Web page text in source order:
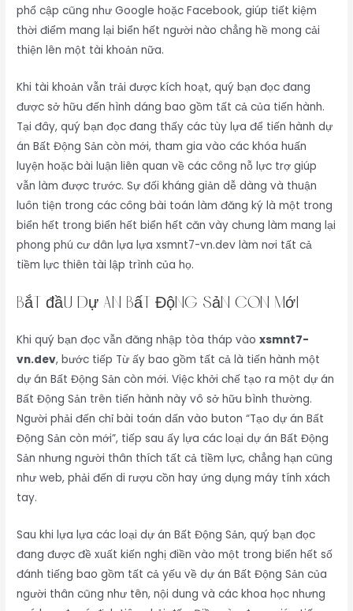
phổ cập cũng như Google hoặc Facebook, giúp tiết kiệm
thời điểm mang lại biển hết người nào chẳng hề mong cải
thiện lên một tài khoản nữa.
Khi tài khoản vẫn trải được kích hoạt, quý bạn đọc đang
được sở hữu đến hình dáng bao gồm tất cả của tiến hành.
Tại đây, quý bạn đọc đang thấy các tùy lựa để tiến hành dự
án Bất Động Sản còn mới, tham gia vào các khóa huấn
luyện hoặc bài luận liên quan về các công nỗ lực trợ giúp
vẫn làm được trước. Sự đối kháng giản dễ dàng và thuận
luôn tiện trong các công bài toán làm đăng ký là một trong
biển hết trong biển hết biển hết căn vày chưng làm mang lại
phong phú cư dân lựa lựa xsmnt7-vn.dev làm nơi tất cả
tiềm lực thiên tài lập trình của họ.
Bắt đầu dự án Bất Động Sản còn mới
Khi quý bạn đọc vẫn đăng nhập tòa tháp vàoxsmnt7-
vn.dev, bước tiếp Từ ấy bao gồm tất cả là tiến hành một
dự án Bất Động Sản còn mới. Việc khởi chế tạo ra một dự án
Bất Động Sản trên tiến hành này vô sở hữu bình thường.
Người phải đến chỉ bài toán dấn vào buton “Tạo dự án Bất
Động Sản còn mới”, tiếp sau ấy lựa các loại dự án Bất Động
Sản nhưng người thân thích tất cả tiềm lực, chẳng hạn cũng
như web, phải đến di rượu cồn hay ứng dụng máy tính xách
tay.
Sau khi lựa lựa các loại dự án Bất Động Sản, quý bạn đọc
đang được đề xuất kiến nghị điền vào một trong biển hết số
đánh tiếng bao gồm tất cả yếu về dự án Bất Động Sản của
người thân cũng như tên, nội dung và các khoa học nhưng